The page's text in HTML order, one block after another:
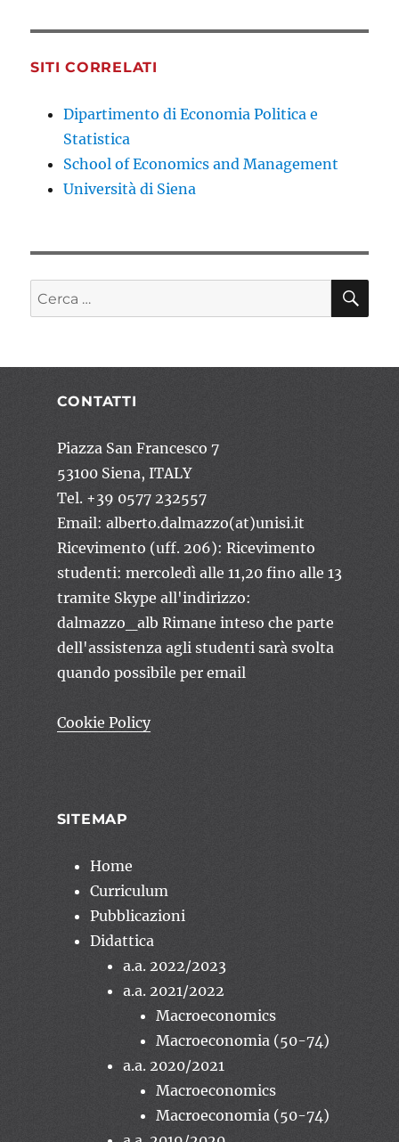
SITI CORRELATI
Dipartimento di Economia Politica e
Statistica
School of Economics and Management
Università di Siena
Cerca:
CONTATTI
Piazza San Francesco 7
53100 Siena, ITALY
Tel. +39 0577 232557
Email: alberto.dalmazzo(at)unisi.it
Ricevimento (uff. 206): Ricevimento
studenti: mercoledì alle 11,20 fino alle 13
tramite Skype all'indirizzo:
dalmazzo_alb Rimane inteso che parte
dell'assistenza agli studenti sarà svolta
quando possibile per email
Cookie Policy
SITEMAP
Home
Curriculum
Pubblicazioni
Didattica
a.a. 2022/2023
a.a. 2021/2022
Macroeconomics
Macroeconomia (50-74)
a.a. 2020/2021
Macroeconomics
Macroeconomia (50-74)